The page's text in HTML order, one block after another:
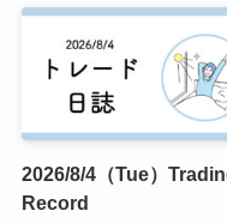
2026/8/4（Tue）
Record